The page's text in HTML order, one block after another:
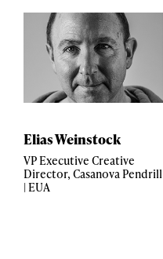
Elias Weinstock
VP Executive Creative
Director, Casanova Pendrill
| EUA